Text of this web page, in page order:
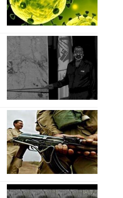
16 مهر 1398
27 شهریور 1398